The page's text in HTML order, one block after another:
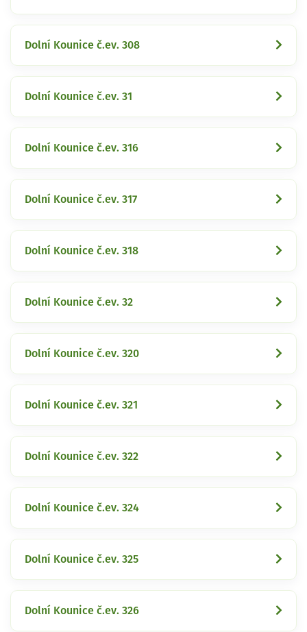
Dolní Kounice č.ev. 308
Dolní Kounice č.ev. 31
Dolní Kounice č.ev. 316
Dolní Kounice č.ev. 317
Dolní Kounice č.ev. 318
Dolní Kounice č.ev. 32
Dolní Kounice č.ev. 320
Dolní Kounice č.ev. 321
Dolní Kounice č.ev. 322
Dolní Kounice č.ev. 324
Dolní Kounice č.ev. 325
Dolní Kounice č.ev. 326